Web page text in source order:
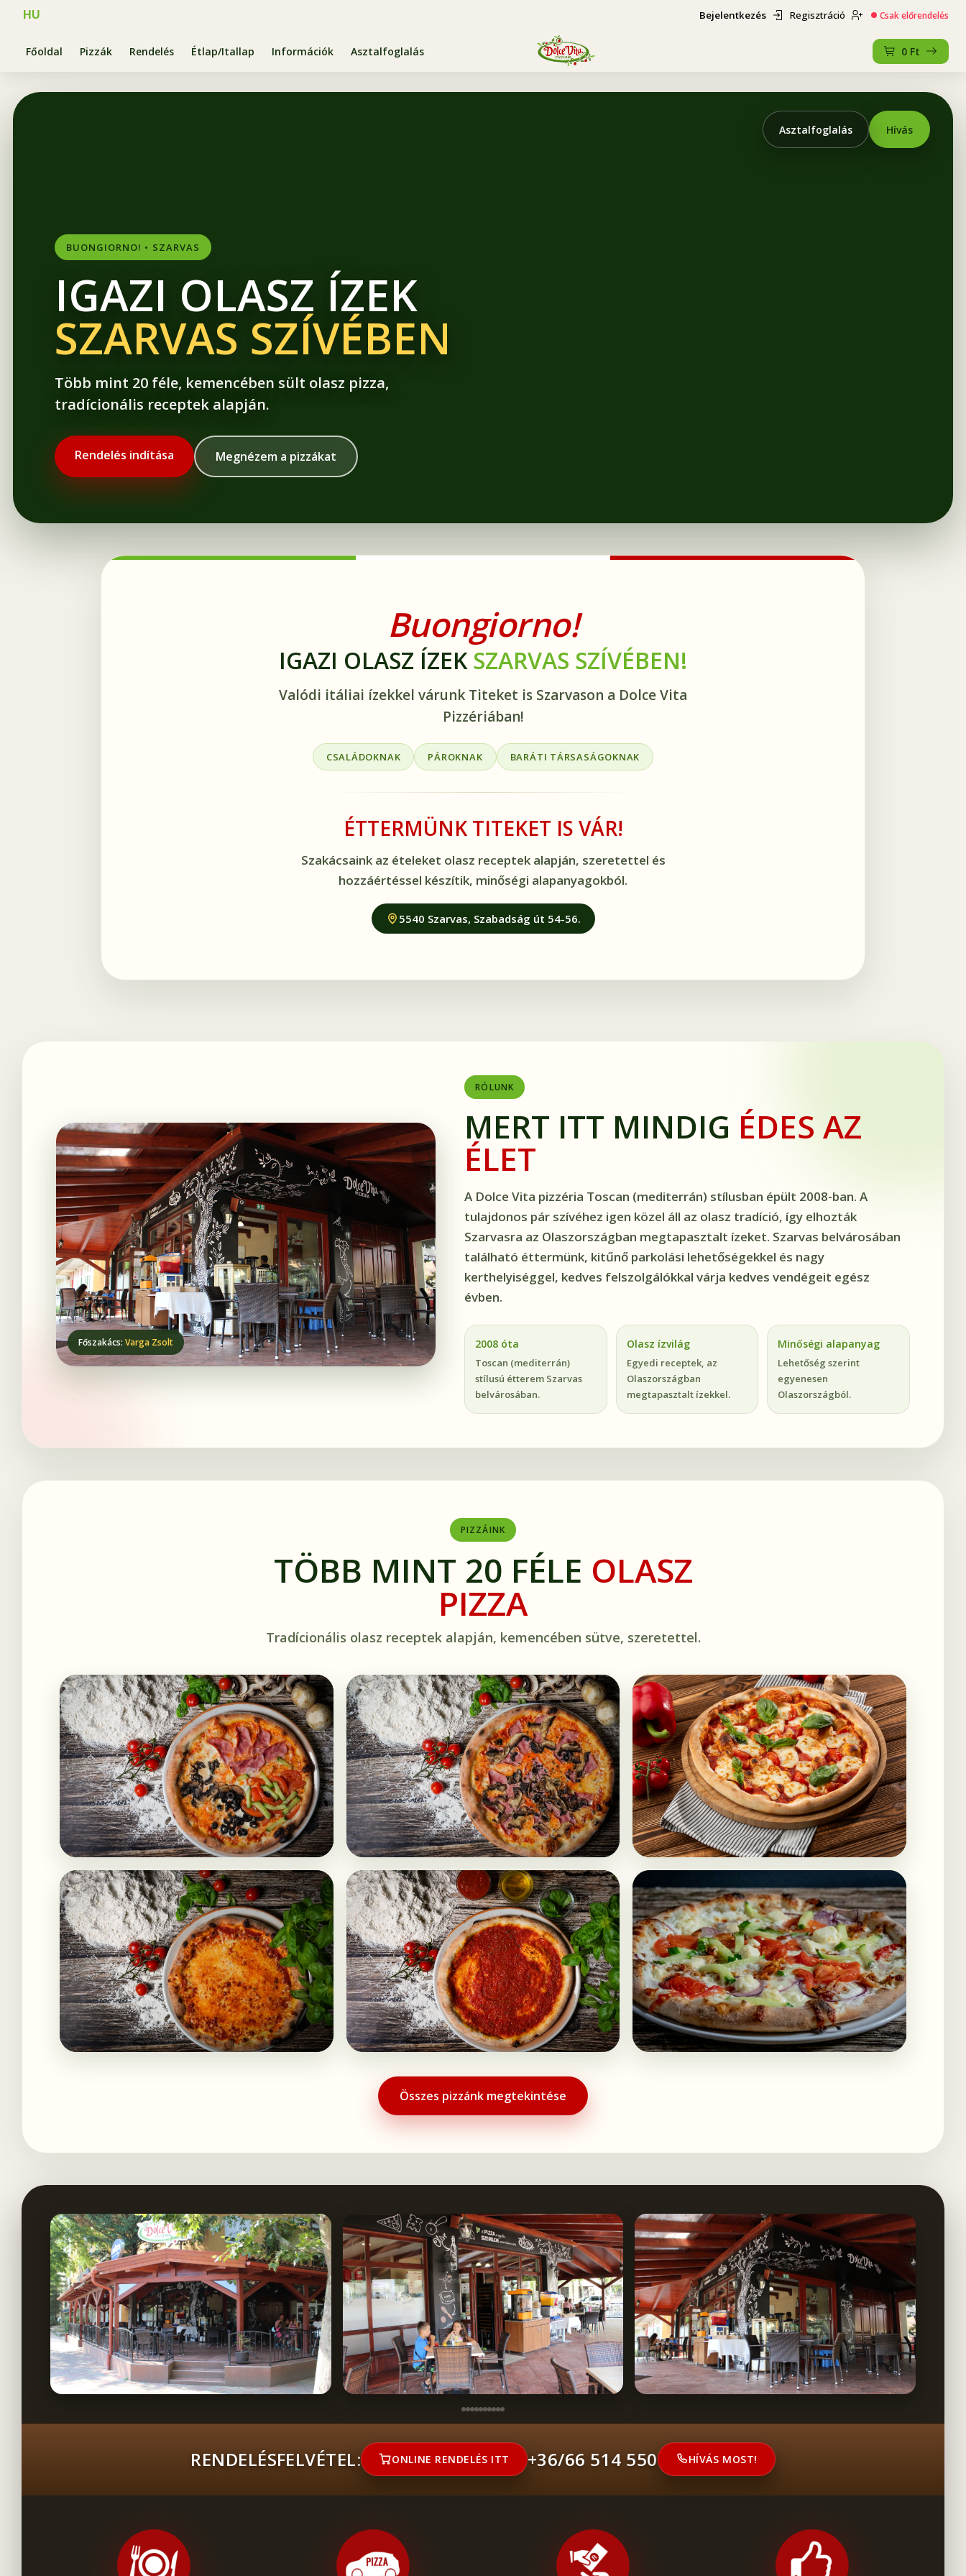
HU Bejelentkezés Regisztráció Csak előrendelés
Főoldal Pizzák Rendelés Étlap/Itallap Információk Asztalfoglalás 0 Ft
Asztalfoglalás Hívás
BUONGIORNO! • SZARVAS
IGAZI OLASZ ÍZEK
SZARVAS SZÍVÉBEN
Több mint 20 féle, kemencében sült olasz pizza,
tradícionális receptek alapján.
Rendelés indítása Megnézem a pizzákat
Buongiorno!
IGAZI OLASZ ÍZEKSZARVAS SZÍVÉBEN!
Valódi itáliai ízekkel várunk Titeket is Szarvason a Dolce Vita
Pizzériában!
CSALÁDOKNAK PÁROKNAK BARÁTI TÁRSASÁGOKNAK
ÉTTERMÜNK TITEKET IS VÁR!
Szakácsaink az ételeket olasz receptek alapján, szeretettel és
hozzáértéssel készítik, minőségi alapanyagokból.
5540 Szarvas, Szabadság út 54-56.
Főszakács:Varga Zsolt
RÓLUNK
MERT ITT MINDIG ÉDES AZ
ÉLET
A Dolce Vita pizzéria Toscan (mediterrán) stílusban épült 2008-ban. A
tulajdonos pár szívéhez igen közel áll az olasz tradíció, így elhozták
Szarvasra az Olaszországban megtapasztalt ízeket. Szarvas belvárosában
található éttermünk, kitűnő parkolási lehetőségekkel és nagy
kerthelyiséggel, kedves felszolgálókkal várja kedves vendégeit egész
évben.
2008 óta
Toscan (mediterrán)
stílusú étterem Szarvas
belvárosában.
Olasz ízvilág
Egyedi receptek, az
Olaszországban
megtapasztalt ízekkel.
Minőségi alapanyag
Lehetőség szerint
egyenesen
Olaszországból.
PIZZÁINK
TÖBB MINT 20 FÉLE OLASZ
PIZZA
Tradícionális olasz receptek alapján, kemencében sütve, szeretettel.
Összes pizzánk megtekintése
RENDELÉSFELVÉTEL: ONLINE RENDELÉS ITT +36/66 514 550 HÍVÁS MOST!